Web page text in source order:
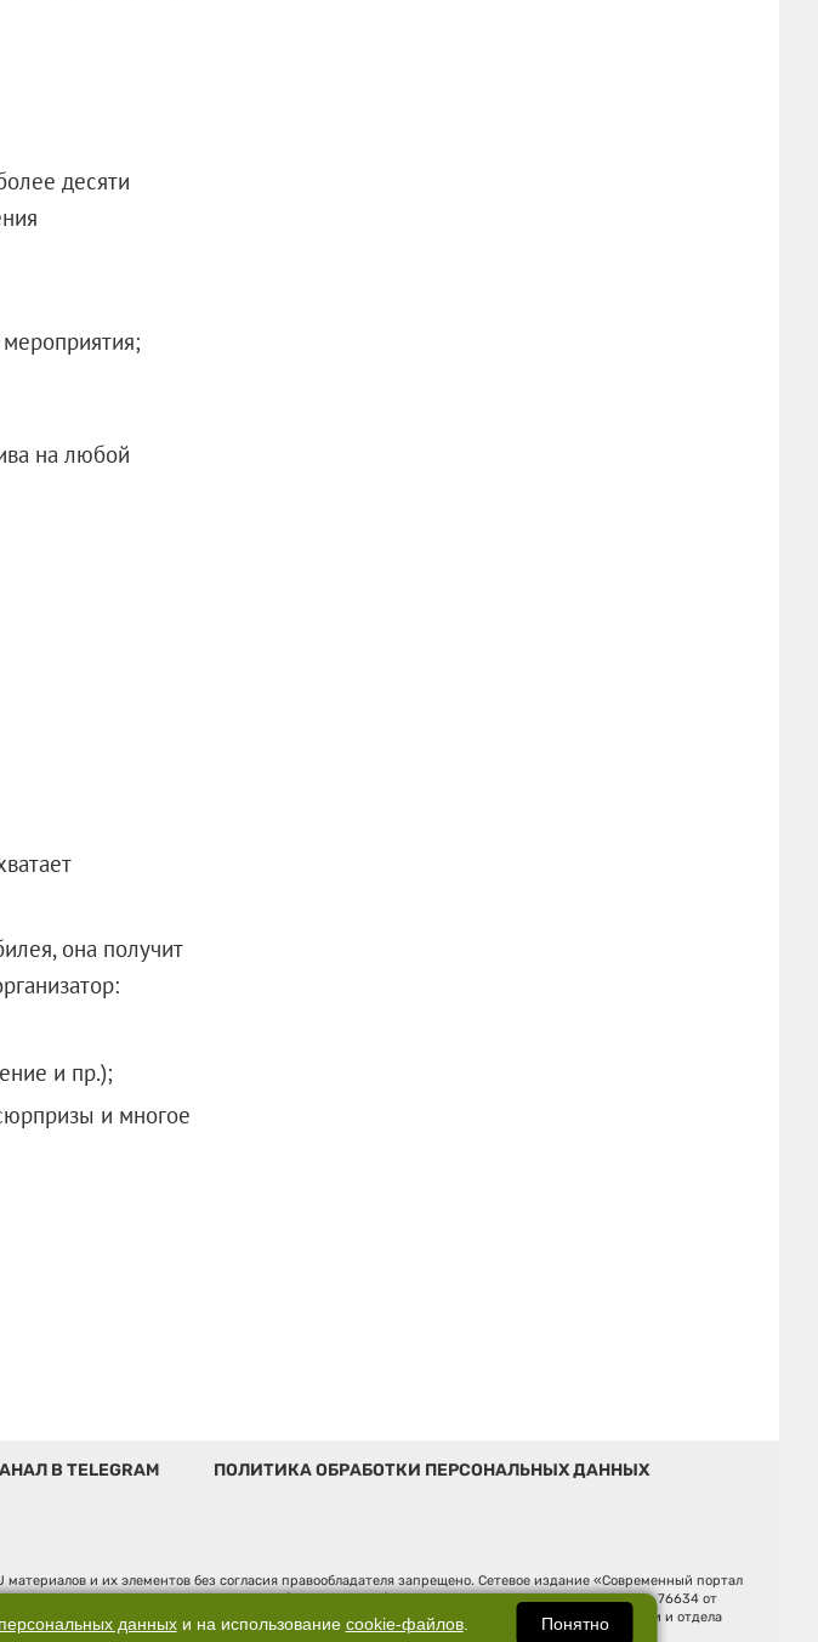
десяти
на любой
она получит
и пр.);
и многое
В TELEGRAM
ПОЛИТИКА ОБРАБОТКИ ПЕРСОНАЛЬНЫХ ДАННЫХ
и их элементов без согласия правообладателя запрещено. Сетевое издание «Современный портал
технологий и массовых коммуникаций (Роскомнадзор). Регистрационный номер ЭЛ № ФС 77 - 76634 от
обл., г. Екатеринбург, ул. Бориса Ельцина, строение 3, оф. 7015 Фактический адрес редакции и отдела
Главный редактор: Шлыков Дмитрий Владимирович
данныхи на использование cookie-файлов. Понятно